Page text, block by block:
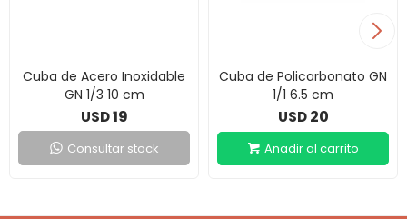
Cuba de Acero Inoxidable
GN 1/3 10 cm
USD19
Consultar stock
Cuba de Policarbonato GN
1/1 6.5 cm
USD 20